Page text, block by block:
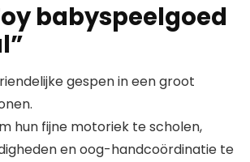
babyspeelgoed
gespen in een groot
hun fijne motoriek te scholen,
en oog-handcoördinatie te